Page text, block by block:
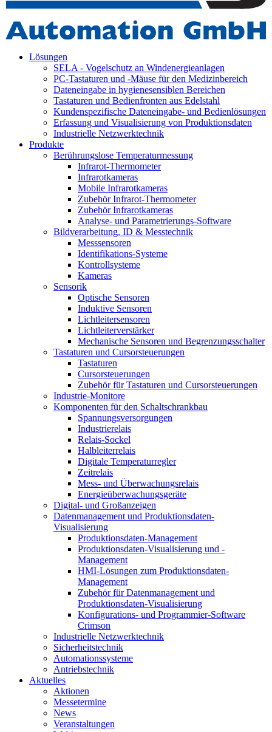
Lösungen
SELA - Vogelschutz an Windenergieanlagen
PC-Tastaturen und -Mäuse für den Medizinbereich
Dateneingabe in hygienesensiblen Bereichen
Tastaturen und Bedienfronten aus Edelstahl
Kundenspezifische Dateneingabe- und Bedienlösungen
Erfassung und Visualisierung von Produktionsdaten
Industrielle Netzwerktechnik
Produkte
Berührungslose Temperaturmessung
Infrarot-Thermometer
Infrarotkameras
Mobile Infrarotkameras
Zubehör Infrarot-Thermometer
Zubehör Infrarotkameras
Analyse- und Parametrierungs-Software
Bildverarbeitung, ID & Messtechnik
Messsensoren
Identifikations-Systeme
Kontrollsysteme
Kameras
Sensorik
Optische Sensoren
Induktive Sensoren
Lichtleitersensoren
Lichtleiterverstärker
Mechanische Sensoren und Begrenzungsschalter
Tastaturen und Cursorsteuerungen
Tastaturen
Cursorsteuerungen
Zubehör für Tastaturen und Cursorsteuerungen
Industrie-Monitore
Komponenten für den Schaltschrankbau
Spannungsversorgungen
Industrierelais
Relais-Sockel
Halbleiterrelais
Digitale Temperaturregler
Zeitrelais
Mess- und Überwachungsrelais
Energieüberwachungsgeräte
Digital- und Großanzeigen
Datenmanagement und Produktionsdaten-
Visualisierung
Produktionsdaten-Management
Produktionsdaten-Visualisierung und -
Management
HMI-Lösungen zum Produktionsdaten-
Management
Zubehör für Datenmanagement und
Produktionsdaten-Visualisierung
Konfigurations- und Programmier-Software
Crimson
Industrielle Netzwerktechnik
Sicherheitstechnik
Automationssysteme
Antriebstechnik
Aktuelles
Aktionen
Messetermine
News
Veranstaltungen